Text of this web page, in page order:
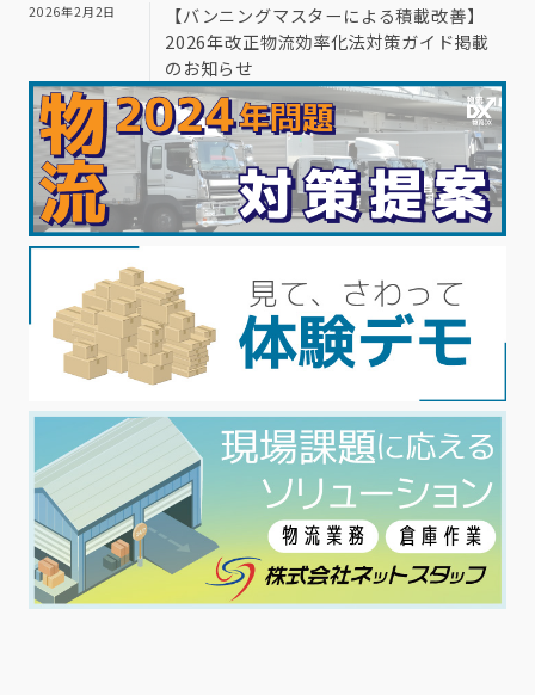
2026年2月2日
【バンニングマスターによる積載改善】
2026年改正物流効率化法対策ガイド掲載
のお知らせ